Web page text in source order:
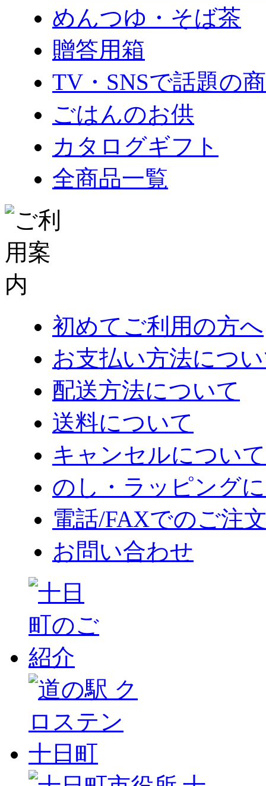
めんつゆ・そば茶
贈答用箱
TV・SNSで話題の
ごはんのお供
カタログギフト
全商品一覧
初めてご利用の方へ
お支払い方法につ
配送方法について
送料について
キャンセルについて
のし・ラッピング
電話/FAXでのご注
お問い合わせ